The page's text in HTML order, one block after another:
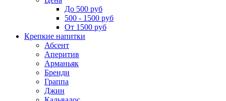
До 500 руб
500 - 1500 руб
От 1500 руб
Крепкие напитки
Абсент
Аперитив
Арманьяк
Бренди
Граппа
Джин